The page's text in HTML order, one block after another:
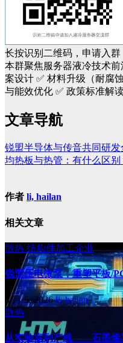
长按识别二维码，申请入群
本群聚焦服务器液冷技术前
案设计 ✅ 材料升级（耐腐
与能效优化 ✅ 政策标准解
文章导航
锐盟半导体与传音共同研
均热板与热管：有什么区别
作者 li, hailan
相关文章
散热 结构件加工企业
锐盟压电微泵，重塑平板/
8 月 5, 2026li, hailan
散热
从实验室到产线——石墨烯